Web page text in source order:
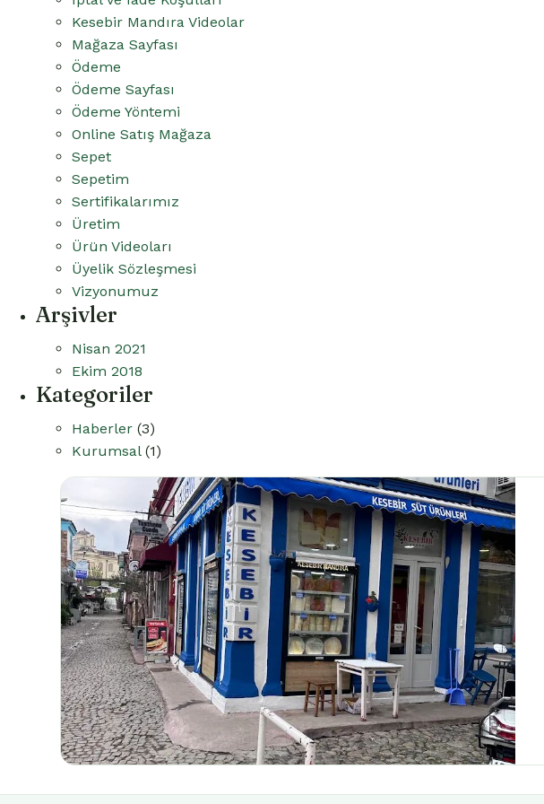
Kesebir Mandıra Videolar
Mağaza Sayfası
Ödeme
Ödeme Sayfası
Ödeme Yöntemi
Online Satış Mağaza
Sepet
Sepetim
Sertifikalarımız
Üretim
Ürün Videoları
Üyelik Sözleşmesi
Vizyonumuz
Arşivler
Nisan 2021
Ekim 2018
Kategoriler
Haberler (3)
Kurumsal(1)